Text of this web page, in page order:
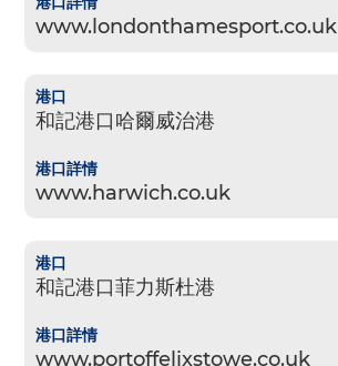
www.londonthamesport.co.uk
和記港口哈爾威治港
www.harwich.co.uk
和記港口菲力斯杜港
www.portoffelixstowe.co.uk